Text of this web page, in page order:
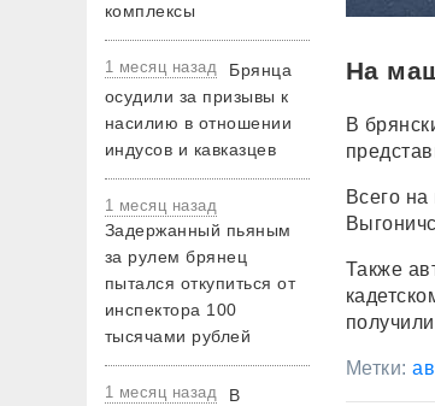
комплексы
1 месяц назад
Брянца
осудили за призывы к
насилию в отношении
индусов и кавказцев
1 месяц назад
Задержанный пьяным
за рулем брянец
пытался откупиться от
инспектора 100
тысячами рублей
1 месяц назад
В
На
В
Всего
Также
Метки: